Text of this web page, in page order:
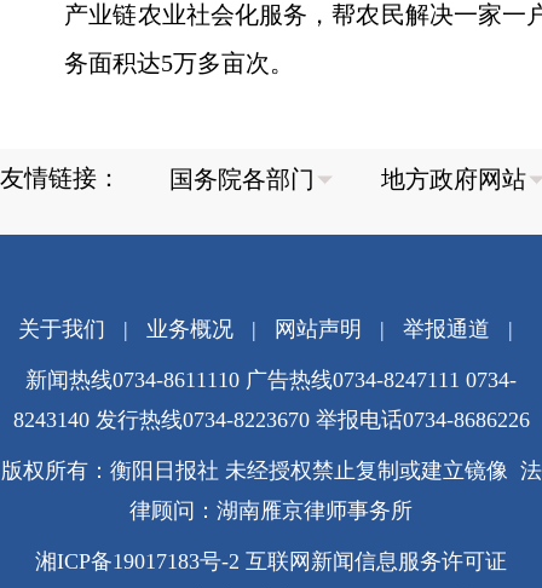
产业链农业社会化服务，帮农民解决一家
务面积达5万多亩次。
友情链接：
关于我们 | 业务概况| 网站声明 | 举报通道 |
新闻热线0734-8611110 广告热线0734-8247111 0734-
8243140 发行热线0734-8223670 举报电话0734-8686226
版权所有：衡阳日报社 未经授权禁止复制或建立镜像 法
律顾问：湖南雁京律师事务所
湘ICP备19017183号-2 互联网新闻信息服务许可证